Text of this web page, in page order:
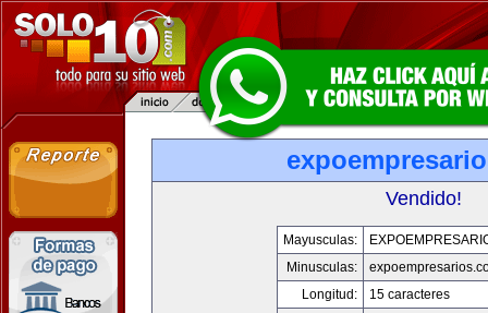
Vendido!
Mayusculas:
Minusculas:
Longitud:
15 caracteres